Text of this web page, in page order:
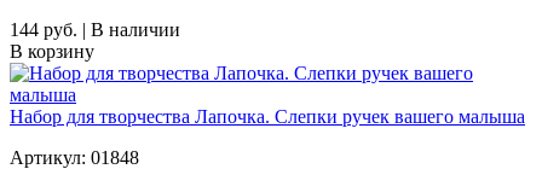
144 руб. | В наличии
В корзину
Набор для творчества Лапочка. Слепки ручек вашего малыша
Артикул: 01848